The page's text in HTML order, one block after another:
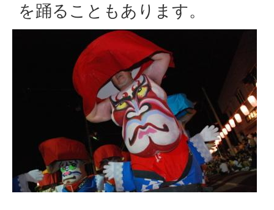
を踊ることもあります。